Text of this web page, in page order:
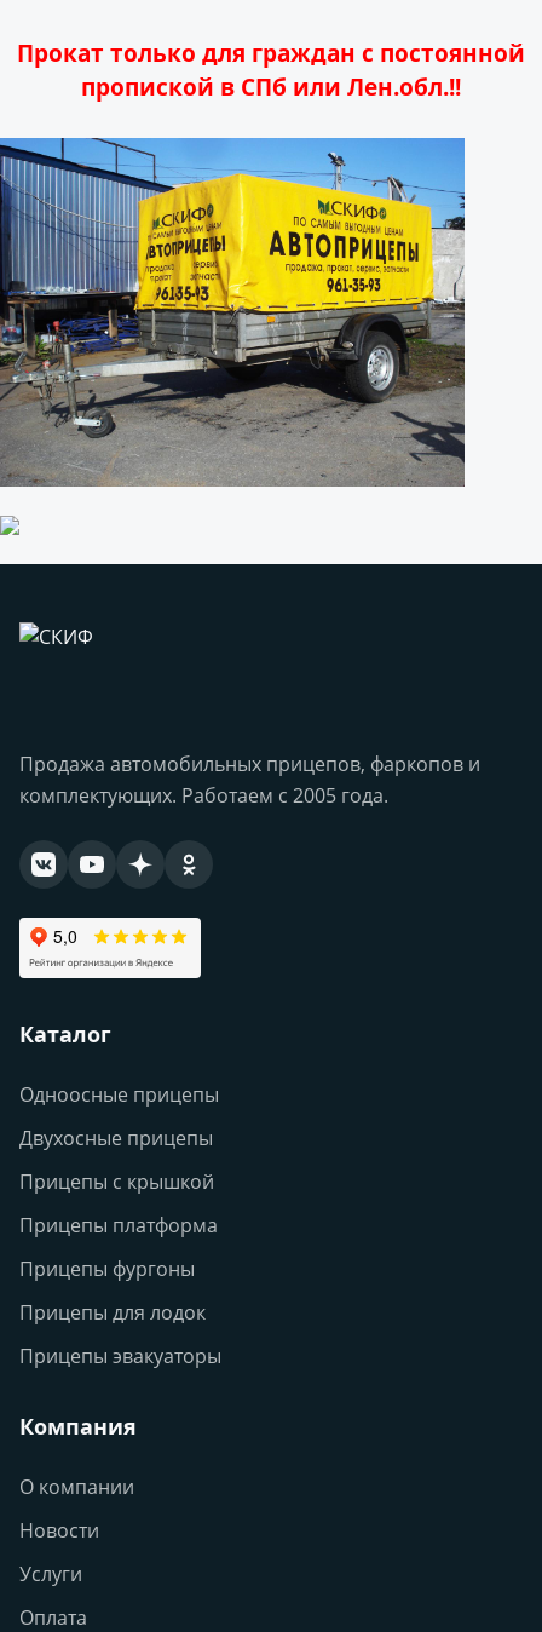
Прокат только для граждан с постоянной
пропиской в СПб или Лен.обл.!!
Продажа автомобильных прицепов, фаркопов и
комплектующих. Работаем с 2005 года.
Каталог
Одноосные прицепы
Двухосные прицепы
Прицепы с крышкой
Прицепы платформа
Прицепы фургоны
Прицепы для лодок
Прицепы эвакуаторы
Компания
О компании
Новости
Услуги
Оплата